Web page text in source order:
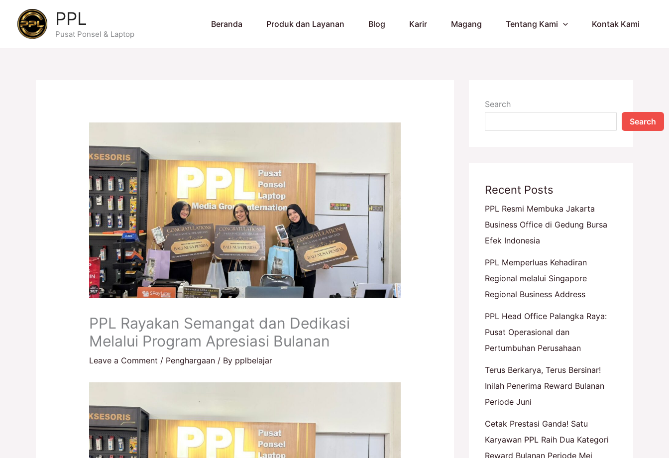
content
PPL
Pusat Ponsel & Laptop
Beranda Produk dan Layanan Blog Karir Magang Tentang Kami Kontak Kami
PPL Rayakan Semangat dan Dedikasi
Melalui Program Apresiasi Bulanan
Leave a Comment / Penghargaan/ By pplbelajar
Search
Search
Recent Posts
PPL Resmi Membuka Jakarta
Business Office di Gedung Bursa
Efek Indonesia
PPL Memperluas Kehadiran
Regional melalui Singapore
Regional Business Address
PPL Head Office Palangka Raya:
Pusat Operasional dan
Pertumbuhan Perusahaan
Terus Berkarya, Terus Bersinar!
Inilah Penerima Reward Bulanan
Periode Juni
Cetak Prestasi Ganda! Satu
Karyawan PPL Raih Dua Kategori
Reward Bulanan Periode Mei